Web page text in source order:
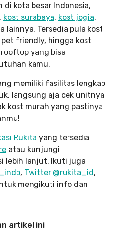
di kota besar Indonesia,
, kost surabaya, kost jogja,
lainnya. Tersedia pula kost
friendly, hingga kost
yang bisa
kamu.
memiliki fasilitas lengkap
langsung aja cek unitnya
kost murah yang pastinya
Rukita yang tersedia
atau kunjungi
lebih lanjut. Ikuti juga
, Twitter @rukita_id,
mengikuti info dan
artikel ini